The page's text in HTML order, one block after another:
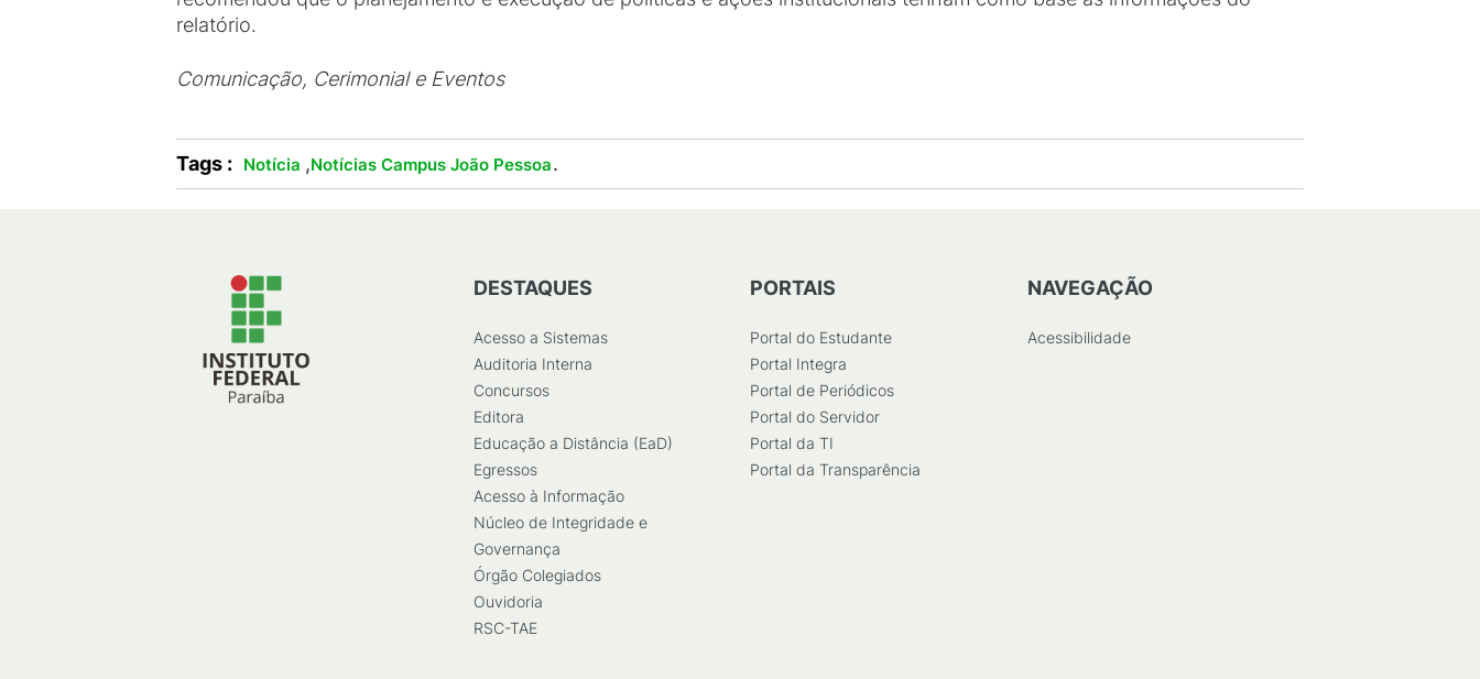
relatório.
Comunicação, Cerimonial e Eventos
Tags : Notícia ,Notícias Campus João Pessoa.
DESTAQUES
Acesso a Sistemas
Auditoria Interna
Concursos
Editora
Educação a Distância (EaD)
Egressos
Acesso à Informação
Núcleo de Integridade e
Governança
Órgão Colegiados
Ouvidoria
RSC-TAE
PORTAIS
Portal do Estudante
Portal Integra
Portal de Periódicos
Portal do Servidor
Portal da TI
Portal da Transparência
NAVEGAÇÃO
Acessibilidade